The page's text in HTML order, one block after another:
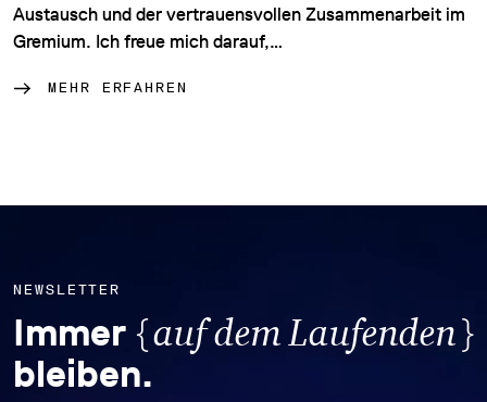
Austausch und der vertrauensvollen Zusammenarbeit im
Gremium. Ich freue mich darauf,…
MEHR ERFAHREN
NEWSLETTER
Immer {auf dem Laufenden}
bleiben.